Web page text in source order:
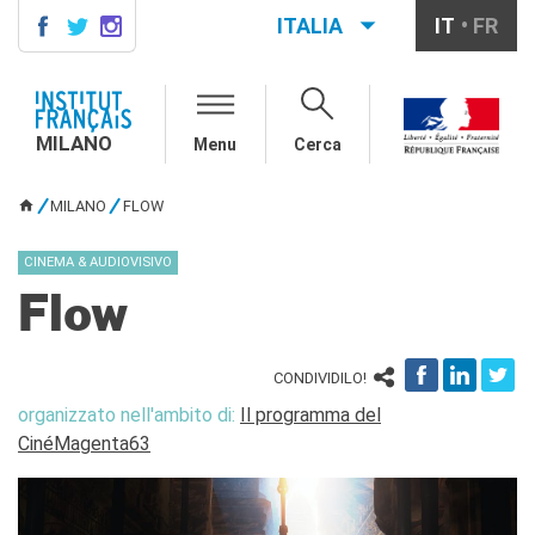
CONTATTI
CORSI DI FRANCESE
di francese
Corsi intensivi mensili di
Ateliers tematici
DELF/DALF
Corsi su piattaforma
Corsi per le scuole
ITALIA IT FR
MILANO Menu Cerca
MILANO FLOW
CINEMA & AUDIOVISIVO
Flow
CONDIVIDILO!
organizzato nell'ambito di: Il programma del
CinéMagenta63